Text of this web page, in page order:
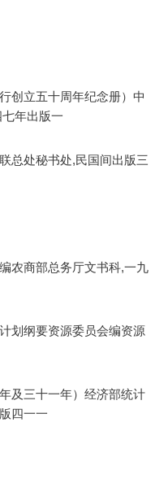
创立五十周年纪念册）中
年出版一
总处秘书处,民国间出版三
农商部总务厅文书科,一九
划纲要资源委员会编资源
及三十一年）经济部统计
四一一